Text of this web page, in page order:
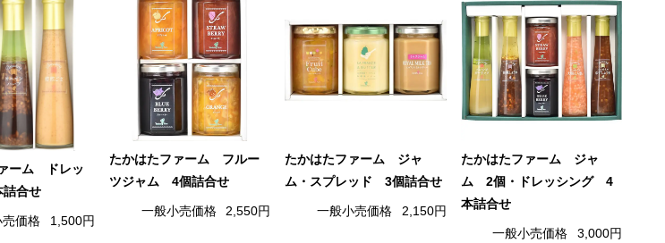
ーム ドレッ
合せ
売価格 1,500円
たかはたファーム フルー
ツジャム 4個詰合せ
一般小売価格 2,550円
たかはたファーム ジャ
ム・スプレッド 3個詰合せ
一般小売価格 2,150円
たかはたファーム ジャ
ム 2個・ドレッシング 4
本詰合せ
一般小売価格 3,000円